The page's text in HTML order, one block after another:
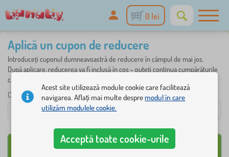
0 lei
Aplică un cupon de reducere
Introduceți cuponul dumneavoastră de reducere în câmpul de mai jos.
După aplicare, reducerea va fi inclusă în coș - puteți continua cumpărăturile
ca de obicei.
Codul cuponului
Acest site utilizează module cookie care facilitează
navigarea. Aflați mai multe despremodul în care
utilizăm modulele cookie.
Acceptă toate cookie-urile